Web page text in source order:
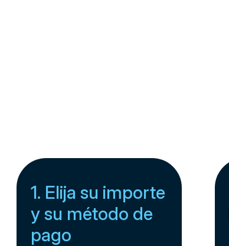
1. Elija su importe
y su método de
pago